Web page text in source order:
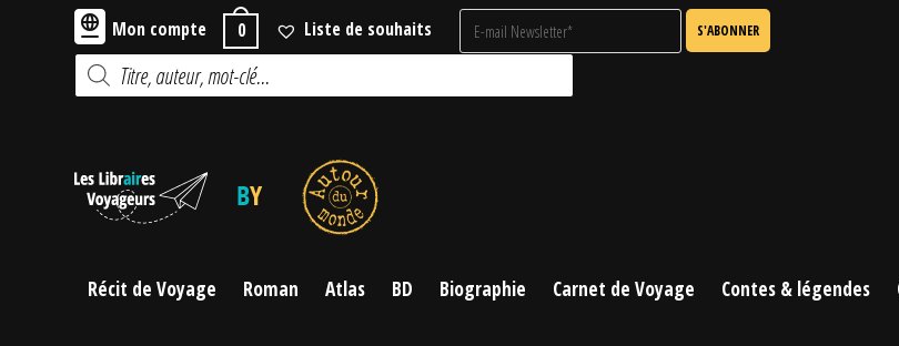
Mon compte 0 Liste de souhaits
Recherche
de
produits
Récit de Voyage Roman Atlas BD Biographie Carnet de Voyage Contes & légendes